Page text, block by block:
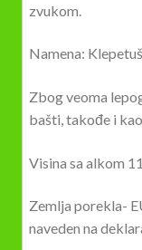
zvukom.
Namena:
Zbog veoma
bašti, takođe i
Visina sa alkom
Zemlja porekla-
naveden na